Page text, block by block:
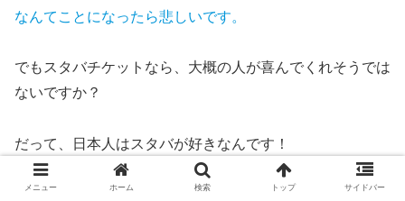
なんてことになったら悲しいです。
でもスタバチケットなら、大概の人が喜んでくれそうでは
ないですか？
だって、日本人はスタバが好きなんです！
メニュー ホーム 検索 トップ サイドバー